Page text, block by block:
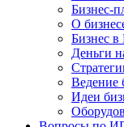
Бизнес-
О
Бизнес в
Деньги
Ведение
Идеи